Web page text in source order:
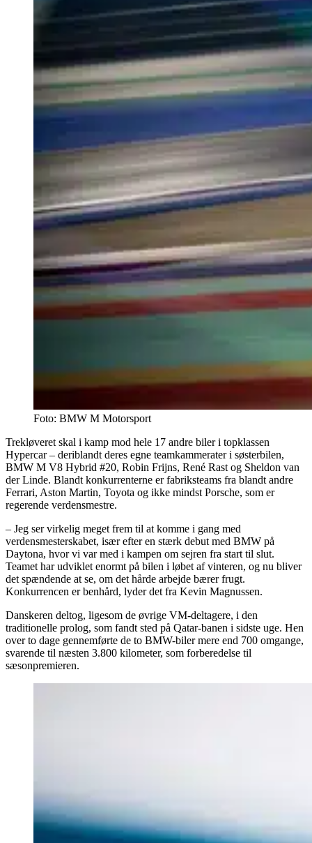
Foto: BMW M Motorsport
Trekløveret skal i kamp mod hele 17 andre biler i topklassen
Hypercar – deriblandt deres egne teamkammerater i søsterbilen,
BMW M V8 Hybrid #20, Robin Frijns, René Rast og Sheldon van
der Linde. Blandt konkurrenterne er fabriksteams fra blandt andre
Ferrari, Aston Martin, Toyota og ikke mindst Porsche, som er
regerende verdensmestre.
– Jeg ser virkelig meget frem til at komme i gang med
verdensmesterskabet, især efter en stærk debut med BMW på
Daytona, hvor vi var med i kampen om sejren fra start til slut.
Teamet har udviklet enormt på bilen i løbet af vinteren, og nu bliver
det spændende at se, om det hårde arbejde bærer frugt.
Konkurrencen er benhård, lyder det fra Kevin Magnussen.
Danskeren deltog, ligesom de øvrige VM-deltagere, i den
traditionelle prolog, som fandt sted på Qatar-banen i sidste uge. Hen
over to dage gennemførte de to BMW-biler mere end 700 omgange,
svarende til næsten 3.800 kilometer, som forberedelse til
sæsonpremieren.